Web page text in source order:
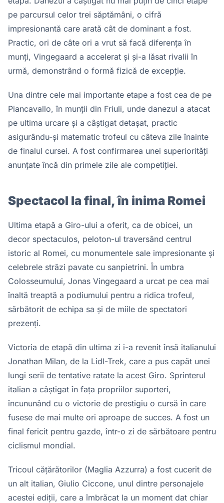
pe parcursul celor trei săptămâni, o cifră
impresionantă care arată cât de dominant a fost.
Practic, ori de câte ori a vrut să facă diferența în
munți, Vingegaard a accelerat și și-a lăsat rivalii în
urmă, demonstrând o formă fizică de excepție.
Una dintre cele mai importante etape a fost cea de pe
Piancavallo, în munții din Friuli, unde danezul a atacat
pe ultima urcare și a câștigat detașat, practic
asigurându-și matematic trofeul cu câteva zile înainte
de finalul cursei. A fost confirmarea unei superiorități
anunțate încă din primele zile ale competiției.
Spectacol la final, în inima Romei
Ultima etapă a Giro-ului a oferit, ca de obicei, un
decor spectaculos, peloton-ul traversând centrul
istoric al Romei, cu monumentele sale impresionante și
celebrele străzi pavate cu sanpietrini. În umbra
Colosseumului, Jonas Vingegaard a urcat pe cea mai
înaltă treaptă a podiumului pentru a ridica trofeul,
sărbătorit de echipa sa și de miile de spectatori
prezenți.
Victoria de etapă din ultima zi i-a revenit însă italianului
Jonathan Milan, de la Lidl-Trek, care a pus capăt unei
lungi serii de tentative ratate la acest Giro. Sprinterul
italian a câștigat în fața propriilor suporteri,
încununând cu o victorie de prestigiu o cursă în care
fusese de mai multe ori aproape de succes. A fost un
final fericit pentru gazde, într-o zi de sărbătoare pentru
ciclismul mondial.
Tricoul cățărătorilor (Maglia Azzurra) a fost cucerit de
un alt italian, Giulio Ciccone, unul dintre personajele
acestei ediții, care a îmbrăcat la un moment dat chiar